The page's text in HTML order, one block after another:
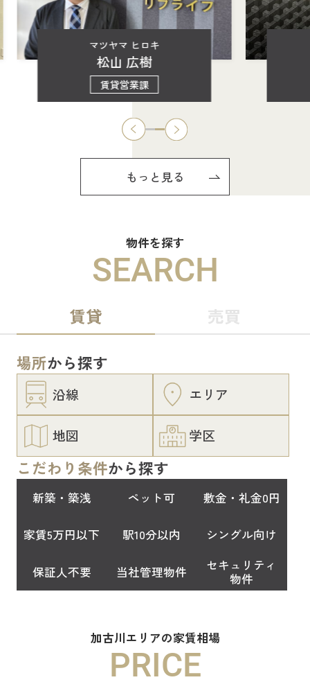
マツヤマ ヒロキ
松山 広樹
賃貸営業課
もっと見る
物件を探す
SEARCH
賃貸 売買
場所から探す
沿線 エリア
地図 学区
こだわり条件から探す
新築・築浅 ペット可 敷金・礼金0円
家賃5万円以下 駅10分以内 シングル向け
保証人不要 当社管理物件
セキュリティ
物件
加古川エリアの家賃相場
PRICE